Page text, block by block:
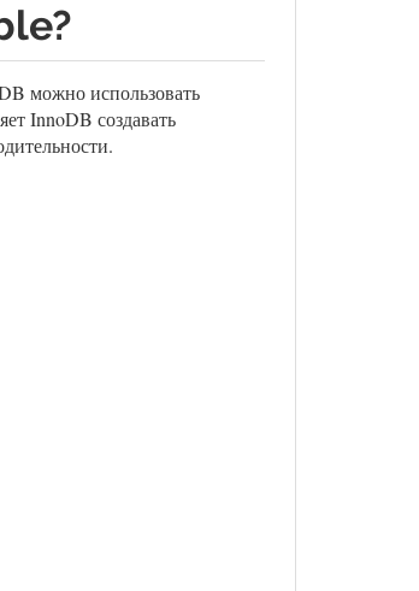
можно использовать
InnoDB создавать